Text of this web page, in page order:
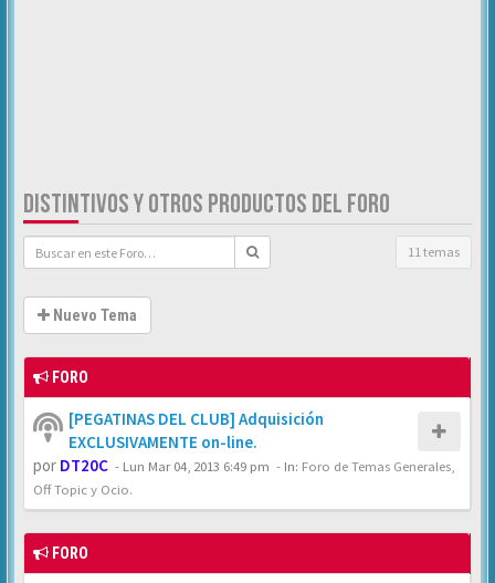
DISTINTIVOS Y OTROS PRODUCTOS DEL FORO
11 temas
Nuevo Tema
FORO
[PEGATINAS DEL CLUB] Adquisición
EXCLUSIVAMENTE on-line.
por DT20C - Lun Mar 04, 2013 6:49 pm - In: Foro de Temas Generales,
Off Topic y Ocio.
FORO